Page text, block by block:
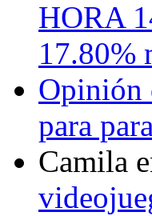
HORA
17.80%
Opinión
para
Camila